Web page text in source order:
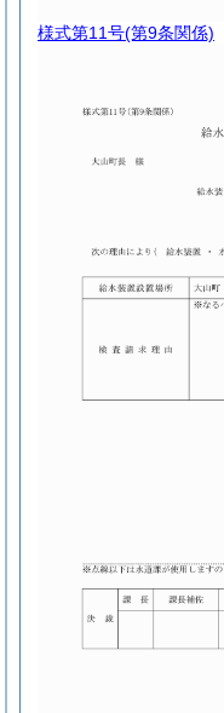
様式第11号(第9条関係)